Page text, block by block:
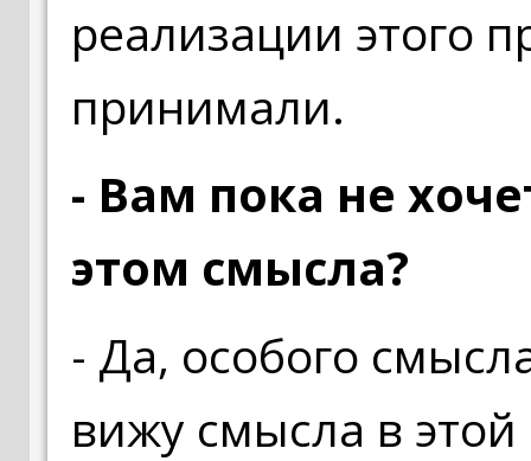
реализации этого
принимали.
- Вам пока не
этом смысла?
- Да, особого
вижу смысла в этой